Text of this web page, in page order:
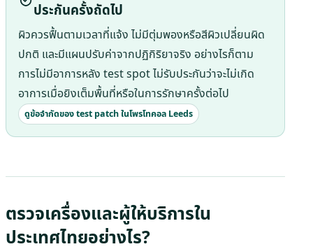
ประกันครั้งถัดไป
ผิวควรฟื้นตามเวลาที่แจ้ง ไม่มีตุ่มพองหรือสีผิวเปลี่ยนผิด
ปกติ และมีแผนปรับค่าจากปฏิกิริยาจริง อย่างไรก็ตาม
การไม่มีอาการหลัง test spot ไม่รับประกันว่าจะไม่เกิด
อาการเมื่อยิงเต็มพื้นที่หรือในการรักษาครั้งต่อไป
ดูข้อจำกัดของ test patch ในโพรโทคอล Leeds
ตรวจเครื่องและผู้ให้บริการใน
ประเทศไทยอย่างไร?